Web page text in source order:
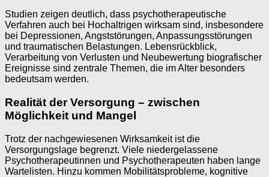
Studien zeigen deutlich, dass psychotherapeutische
Verfahren auch bei Hochaltrigen wirksam sind, insbesondere
bei Depressionen, Angststörungen, Anpassungsstörungen
und traumatischen Belastungen. Lebensrückblick,
Verarbeitung von Verlusten und Neubewertung biografischer
Ereignisse sind zentrale Themen, die im Alter besonders
bedeutsam werden.
Realität der Versorgung – zwischen
Möglichkeit und Mangel
Trotz der nachgewiesenen Wirksamkeit ist die
Versorgungslage begrenzt. Viele niedergelassene
Psychotherapeutinnen und Psychotherapeuten haben lange
Wartelisten. Hinzu kommen Mobilitätsprobleme, kognitive